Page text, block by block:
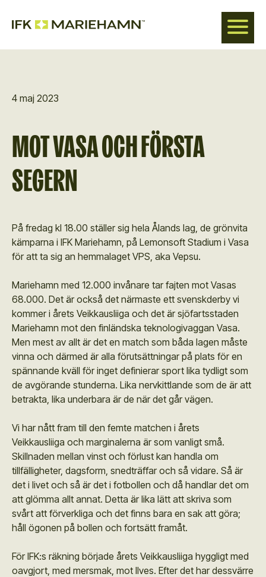
4 maj 2023
MOT VASA OCH FÖRSTA
SEGERN
På fredag kl 18.00 ställer sig hela Ålands lag, de grönvita
kämparna i IFK Mariehamn, på Lemonsoft Stadium i Vasa
för att ta sig an hemmalaget VPS, aka Vepsu.
Mariehamn med 12.000 invånare tar fajten mot Vasas
68.000. Det är också det närmaste ett svenskderby vi
kommer i årets Veikkausliiga och det är sjöfartsstaden
Mariehamn mot den finländska teknologivaggan Vasa.
Men mest av allt är det en match som båda lagen måste
vinna och därmed är alla förutsättningar på plats för en
spännande kväll för inget definierar sport lika tydligt som
de avgörande stunderna. Lika nervkittlande som de är att
betrakta, lika underbara är de när det går vägen.
Vi har nått fram till den femte matchen i årets
Veikkausliiga och marginalerna är som vanligt små.
Skillnaden mellan vinst och förlust kan handla om
tillfälligheter, dagsform, snedträffar och så vidare. Så är
det i livet och så är det i fotbollen och då handlar det om
att glömma allt annat. Detta är lika lätt att skriva som
svårt att förverkliga och det finns bara en sak att göra;
håll ögonen på bollen och fortsätt framåt.
För IFK:s räkning började årets Veikkausliiga hyggligt med
oavgjort, med mersmak, mot Ilves. Efter det har dessvärre